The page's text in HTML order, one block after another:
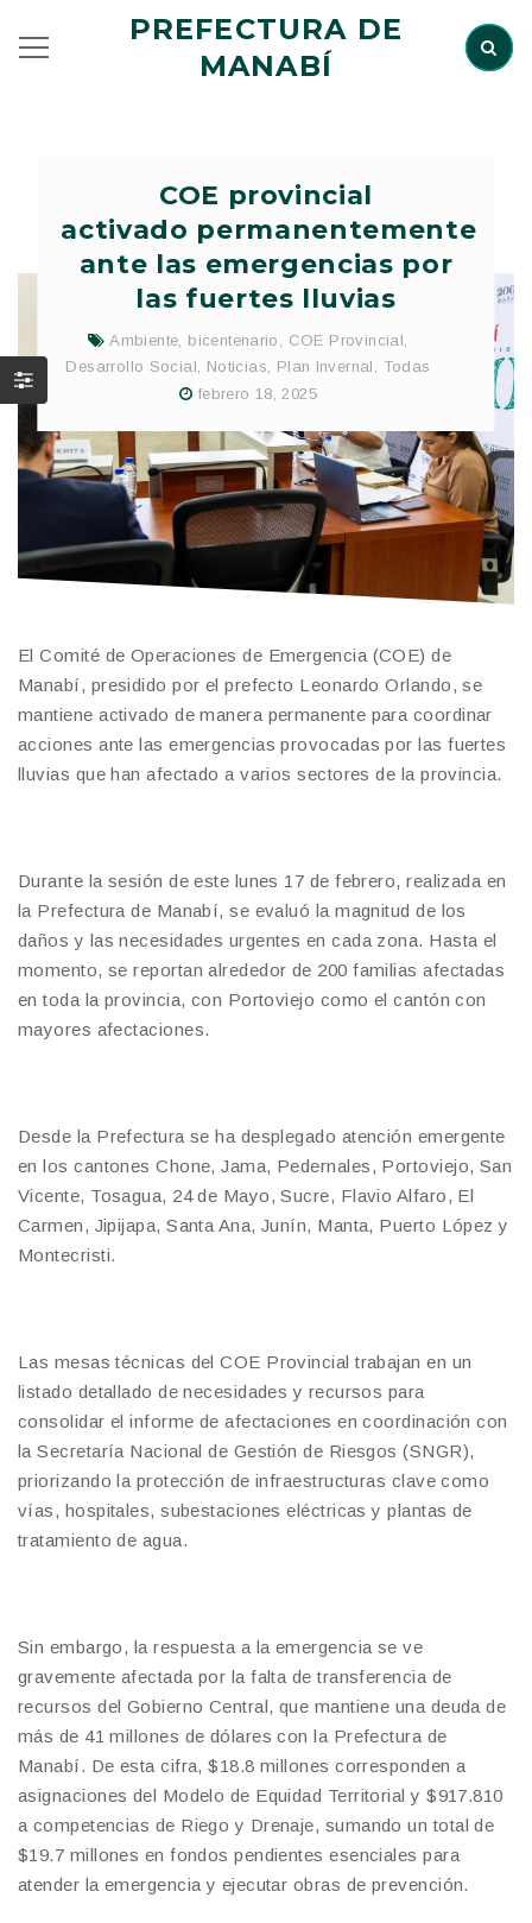
PREFECTURA DE
MANABÍ
COE provincial
activado permanentemente
ante las emergencias por
las fuertes lluvias
Ambiente, bicentenario , COE Provincial,
Desarrollo Social, Noticias, Plan Invernal , Todas
febrero 18, 2025
El Comité de Operaciones de Emergencia (COE) de
Manabí, presidido por el prefecto Leonardo Orlando, se
mantiene activado de manera permanente para coordinar
acciones ante las emergencias provocadas por las fuertes
lluvias que han afectado a varios sectores de la provincia.
Durante la sesión de este lunes 17 de febrero, realizada en
la Prefectura de Manabí, se evaluó la magnitud de los
daños y las necesidades urgentes en cada zona. Hasta el
momento, se reportan alrededor de 200 familias afectadas
en toda la provincia, con Portoviejo como el cantón con
mayores afectaciones.
Desde la Prefectura se ha desplegado atención emergente
en los cantones Chone, Jama, Pedernales, Portoviejo, San
Vicente, Tosagua, 24 de Mayo, Sucre, Flavio Alfaro, El
Carmen, Jipijapa, Santa Ana, Junín, Manta, Puerto López y
Montecristi.
Las mesas técnicas del COE Provincial trabajan en un
listado detallado de necesidades y recursos para
consolidar el informe de afectaciones en coordinación con
la Secretaría Nacional de Gestión de Riesgos (SNGR),
priorizando la protección de infraestructuras clave como
vías, hospitales, subestaciones eléctricas y plantas de
tratamiento de agua.
Sin embargo, la respuesta a la emergencia se ve
gravemente afectada por la falta de transferencia de
recursos del Gobierno Central, que mantiene una deuda de
más de 41 millones de dólares con la Prefectura de
Manabí. De esta cifra, $18.8 millones corresponden a
asignaciones del Modelo de Equidad Territorial y $917.810
a competencias de Riego y Drenaje, sumando un total de
$19.7 millones en fondos pendientes esenciales para
atender la emergencia y ejecutar obras de prevención.